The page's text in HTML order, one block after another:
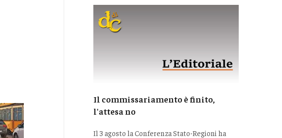
Il commissariamento è finito,
l'attesa no
Il 3 agosto la Conferenza Stato-Regioni ha